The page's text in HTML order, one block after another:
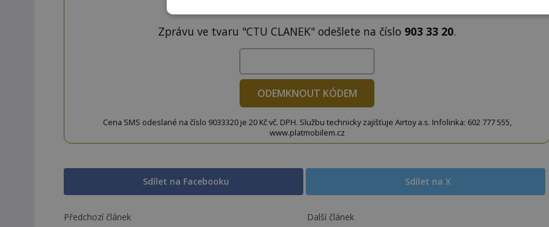
Zprávu ve tvaru "CTU CLANEK" odešlete na číslo 903 33 20.
ODEMKNOUT KÓDEM
Cena SMS odeslané na číslo 9033320 je 20 Kč vč. DPH. Službu technicky zajišťuje Airtoy a.s. Infolinka: 602 777 555,
www.platmobilem.cz
Sdílet na Facebooku Sdílet na X
Předchozí článek Další článek